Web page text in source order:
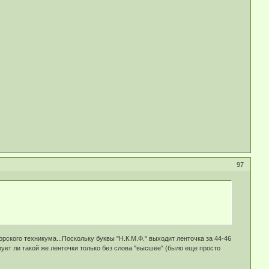
97
техникума...Поскольку буквы "Н.К.М.Ф." выходит ленточка за 44-46
ли такой же ленточки только без слова "высшее" (было еще просто